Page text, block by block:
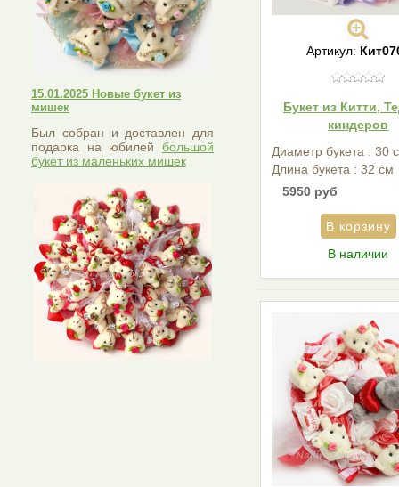
15.01.2025 Новые букет из
мишек
Был собран и доставлен для
подарка на юбилей большой
букет из маленьких мишек
Артикул:
Букет из Китти,
киндеров
Диаметр букета : 30
Длина букета : 32 см
5950 руб
В наличии